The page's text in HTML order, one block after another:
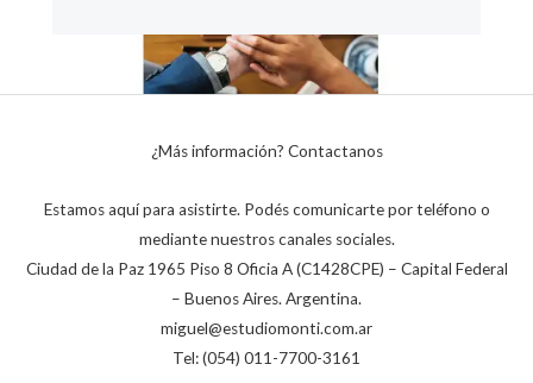
o
o
k
-
e
r
g
r
a
m
¿Más información? Contactanos
Estamos aquí para asistirte. Podés comunicarte por teléfono o
mediante nuestros canales sociales.
Ciudad de la Paz 1965 Piso 8 Oficia A (C1428CPE) – Capital Federal
– Buenos Aires. Argentina.
miguel@estudiomonti.com.ar
Tel: (054) 011-7700-3161